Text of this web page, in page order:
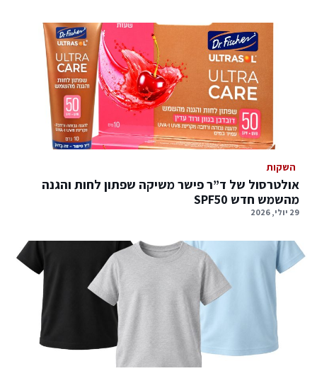
השקות
אולטרסול של ד”ר פישר משיקה שפתון לחות והגנה
מהשמש חדש SPF50
29 יולי, 2026